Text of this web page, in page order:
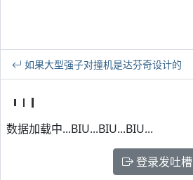
如果大型强子对撞机是达芬奇设计的
数据加载中...BIU...BIU...BIU...
登录发吐槽